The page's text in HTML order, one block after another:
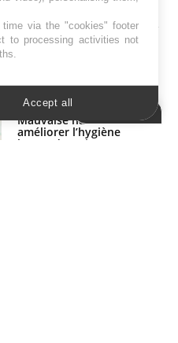
Douleurs de l’avant-pied :
Mauvaise haleine : il faut
améliorer l’hygiène
bucco-dentaire
via the "cookies" footer
to processing activities not
Accept all